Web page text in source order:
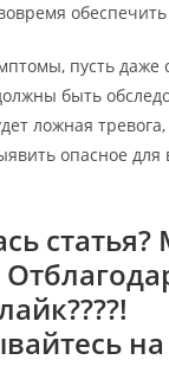
пусть даже
быть
ложная
опасное